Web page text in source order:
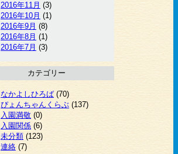
2016年11月 (3)
2016年10月 (1)
2016年9月 (8)
2016年8月 (1)
2016年7月 (3)
カテゴリー
なかよしひろば(70)
ぴょんちゃんくらぶ(137)
入園満敬(0)
入園関係(6)
未分類(123)
連絡(7)